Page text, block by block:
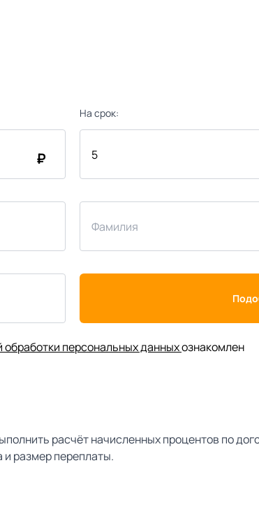
₽
На срок:
обработки персональных данныхознакомлен
расчёт начисленных процентов по
размер переплаты.